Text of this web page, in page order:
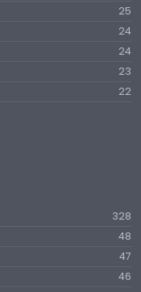
25
24
24
23
22
328
48
47
46